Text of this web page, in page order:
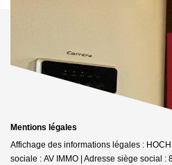
Mentions légales
Affichage des informations légales :
sociale : AV IMMO | Adresse siège social